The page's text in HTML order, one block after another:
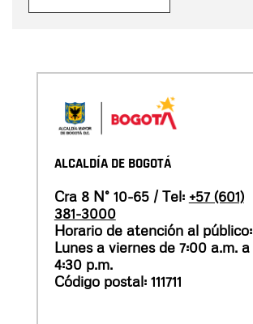
ALCALDÍA DE BOGOTÁ
Cra 8 N° 10-65 / Tel: +57 (601)
381-3000
Horario de atención al público:
Lunes a viernes de 7:00 a.m. a
4:30 p.m.
Código postal: 111711